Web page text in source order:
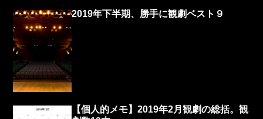
2019年下半期、勝手に観劇ベスト９
【個人的メモ】2019年2月観劇の総括。観